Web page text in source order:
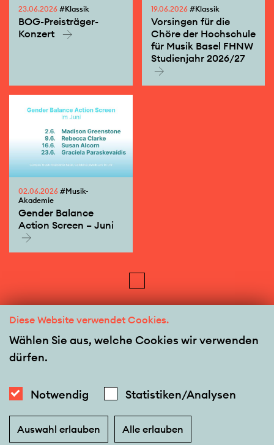
23.06.2026 #Klassik
BOG-Preisträger-
Konzert
19.06.2026#Klassik
Vorsingen für die
Chöre der Hochschule
für Musik Basel FHNW
Studienjahr 2026/27
02.06.2026 #Musik-
Akademie
Gender Balance
Action Screen – Juni
Diese Website verwendet Cookies.
Wählen Sie aus, welche Cookies wir verwenden
dürfen.
Notwendig Statistiken/Analysen
Auswahl erlauben Alle erlauben